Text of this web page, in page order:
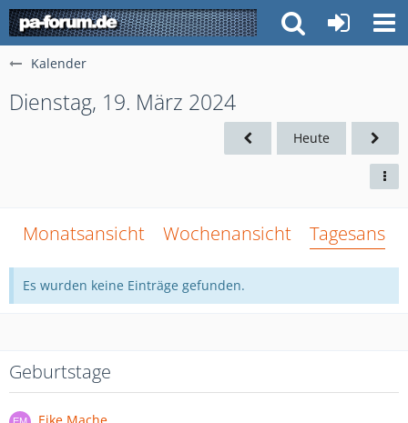
Kalender
Dienstag, 19. März 2024
Heute
Monatsansicht Wochenansicht
Es wurden keine Einträge gefunden.
Geburtstage